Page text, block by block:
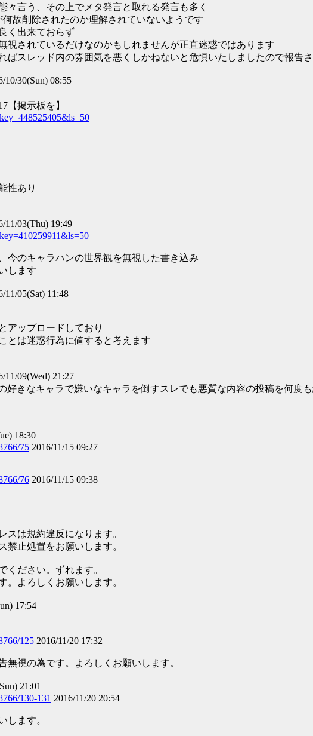
々言う、その上でメタ発言と取れる発言も多く
故削除されたのか理解されていないようです
く出来ておらず
視されているだけなのかもしれませんが正直迷惑ではあります
ばスレッド内の雰囲気を悪くしかねないと危惧いたしましたので報告
10/30(Sun) 08:55
【掲示板を】
性あり
11/03(Thu) 19:49
今のキャラハンの世界観を無視した書き込み
します
11/05(Sat) 11:48
アップロードしており
とは迷惑行為に値すると考えます
11/09(Wed) 21:27
好きなキャラで嫌いなキャラを倒すスレでも悪質な内容の投稿を何度
18:30
75 2016/11/15 09:27
76 2016/11/15 09:38
スは規約違反になります。
禁止処置をお願いします。
ください。ずれます。
。よろしくお願いします。
17:54
125 2016/11/20 17:32
視の為です。よろしくお願いします。
21:01
130-131 2016/11/20 20:54
します。